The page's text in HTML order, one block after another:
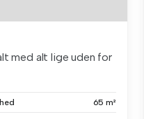
med alt lige uden for
65 m²